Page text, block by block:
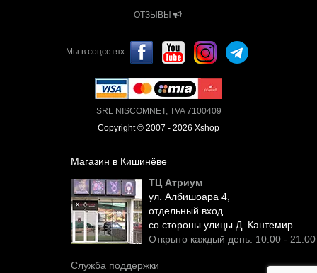
ОТЗЫВЫ
Мы в соцсетях:
SRL NISCOMNET, TVA 7100409
Copyright © 2007 - 2026 Xshop
Магазин в Кишинёве
ТЦ Атриум
ул. Албишоара 4,
отдельный вход
со стороны улицы Д. Кантемир
Открыто каждый день: 10:00 - 21:00
Служба поддержки